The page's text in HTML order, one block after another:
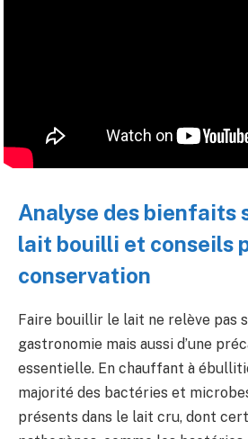
Analyse des bienfaits
lait bouilli et conseils
conservation
Faire bouillir le lait ne relève pas
gastronomie mais aussi d’une
essentielle. En chauffant à
majorité des bactéries et
présents dans le lait cru, dont